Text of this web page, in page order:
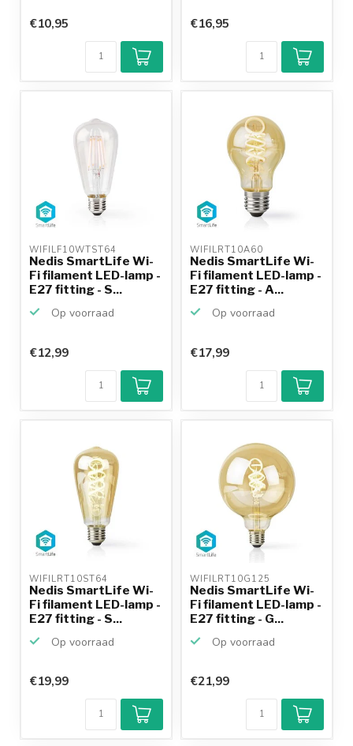
€10,95 €16,95
WIFILF10WTST64
Nedis SmartLife Wi-
Fi filament LED-lamp -
E27 fitting - S...
Op voorraad
€12,99
WIFILRT10A60
Nedis SmartLife Wi-
Fi filament LED-lamp -
E27 fitting - A...
Op voorraad
€17,99
WIFILRT10ST64
Nedis SmartLife Wi-
Fi filament LED-lamp -
E27 fitting - S...
Op voorraad
€19,99
WIFILRT10G125
Nedis SmartLife Wi-
Fi filament LED-lamp -
E27 fitting - G...
Op voorraad
€21,99